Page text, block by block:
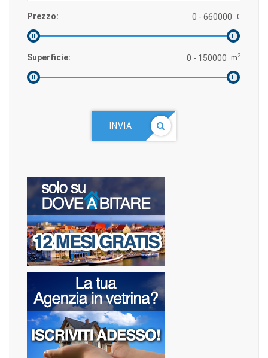
Prezzo: €
Superficie: m2
INVIA